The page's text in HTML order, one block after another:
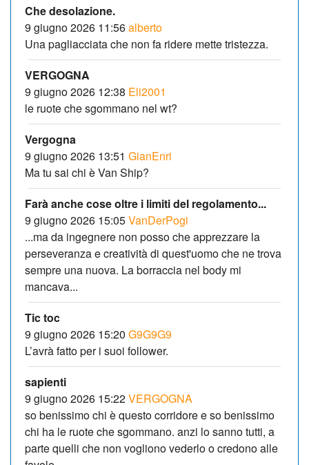
Che desolazione.
9 giugno 2026 11:56alberto
Una pagliacciata che non fa ridere mette tristezza.
VERGOGNA
9 giugno 2026 12:38 Eli2001
le ruote che sgommano nel wt?
Vergogna
9 giugno 2026 13:51 GianEnri
Ma tu sai chi è Van Ship?
Farà anche cose oltre i limiti del regolamento...
9 giugno 2026 15:05VanDerPogi
...ma da ingegnere non posso che apprezzare la
perseveranza e creatività di quest'uomo che ne trova
sempre una nuova. La borraccia nel body mi
mancava...
Tic toc
9 giugno 2026 15:20 G9G9G9
L’avrà fatto per i suoi follower.
sapienti
9 giugno 2026 15:22VERGOGNA
so benissimo chi è questo corridore e so benissimo
chi ha le ruote che sgommano. anzi lo sanno tutti, a
parte quelli che non vogliono vederlo o credono alle